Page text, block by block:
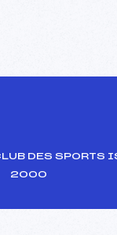
DES SPORTS
2000